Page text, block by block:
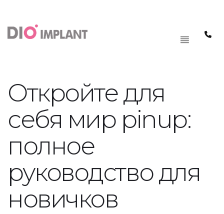
Откройте для
себя мир pinup:
полное
руководство для
новичков